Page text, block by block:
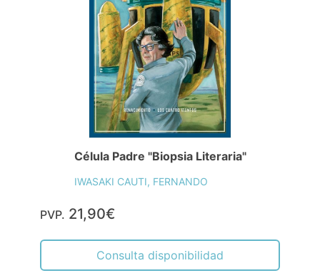
Célula Padre "Biopsia Literaria"
IWASAKI CAUTI, FERNANDO
PVP. 21,90€
Consulta disponibilidad